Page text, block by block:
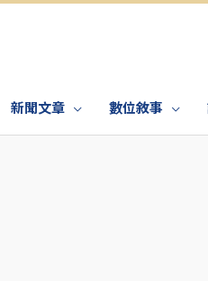
新聞文章 數位敘事